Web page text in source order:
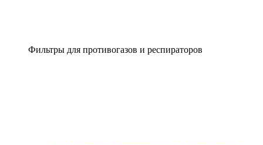
Фильтры для противогазов и респираторов